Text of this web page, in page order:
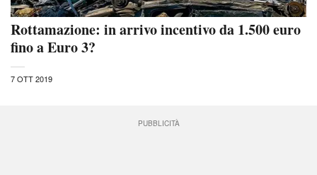
Rottamazione: in arrivo incentivo da 1.500 euro
fino a Euro 3?
7 OTT 2019
PUBBLICITÀ